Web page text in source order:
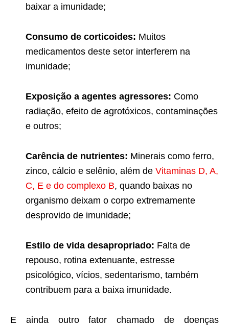
baixar a imunidade;
Consumo de corticoides: Muitos
medicamentos deste setor interferem na
imunidade;
Exposição a agentes agressores: Como
radiação, efeito de agrotóxicos, contaminações
e outros;
Carência de nutrientes: Minerais como ferro,
zinco, cálcio e selênio, além de Vitaminas D, A,
C, E e do complexo B, quando baixas no
organismo deixam o corpo extremamente
desprovido de imunidade;
Estilo de vida desapropriado: Falta de
repouso, rotina extenuante, estresse
psicológico, vícios, sedentarismo, também
contribuem para a baixa imunidade.
E ainda outro fator chamado de doenças